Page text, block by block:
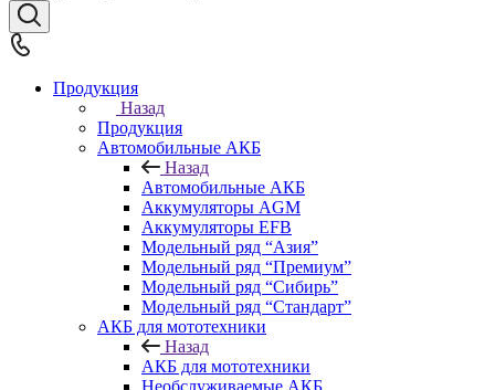
Продукция
Назад
Продукция
Автомобильные АКБ
Назад
Автомобильные АКБ
Аккумуляторы AGM
Аккумуляторы EFB
Модельный ряд “Азия”
Модельный ряд “Премиум”
Модельный ряд “Сибирь”
Модельный ряд “Стандарт”
АКБ для мототехники
Назад
АКБ для мототехники
Необслуживаемые АКБ